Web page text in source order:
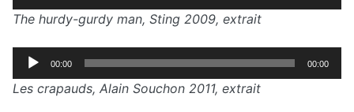
audio
The hurdy-gurdy man, Sting 2009, extrait
Lecteur
audio
00:00 00:00
Les crapauds, Alain Souchon 2011, extrait